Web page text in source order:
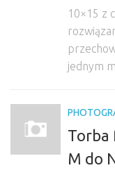
10×15 z
jednym
Torba
M do